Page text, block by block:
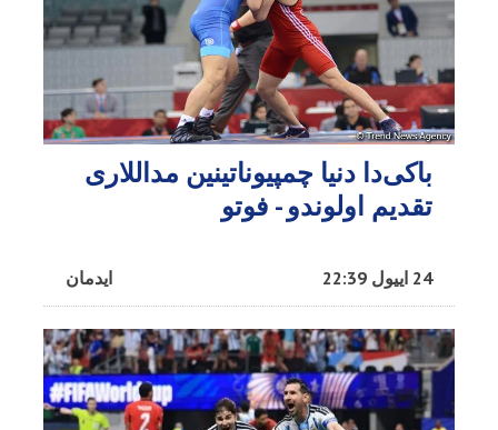
باکی‌دا دنیا چمپیوناتینین مداللاری
تقدیم اولوندو - فوتو
ایدمان 24 اییول 22:39